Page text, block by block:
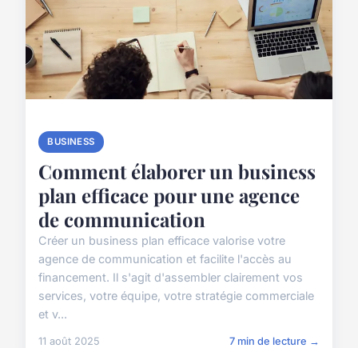
BUSINESS
Comment élaborer un business
plan efficace pour une agence
de communication
Créer un business plan efficace valorise votre
agence de communication et facilite l'accès au
financement. Il s'agit d'assembler clairement vos
services, votre équipe, votre stratégie commerciale
et v...
11 août 2025 7 min de lecture →